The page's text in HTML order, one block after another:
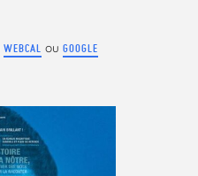
WEBCAL ou GOOGLE